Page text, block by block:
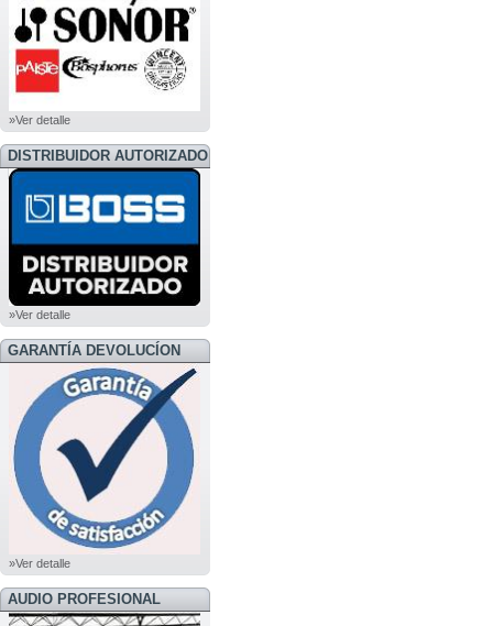
»Ver detalle
DISTRIBUIDOR AUTORIZADO
BOSS
»Ver detalle
GARANTÍA DEVOLUCÍON
»Ver detalle
AUDIO PROFESIONAL